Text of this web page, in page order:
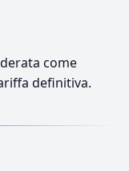
come
definitiva.